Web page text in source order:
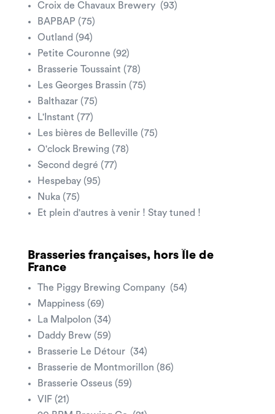
Croix de Chavaux Brewery (93)
BAPBAP (75)
Outland (94)
Petite Couronne (92)
Brasserie Toussaint (78)
Les Georges Brassin (75)
Balthazar (75)
L'Instant (77)
Les bières de Belleville (75)
O'clock Brewing (78)
Second degré (77)
Hespebay (95)
Nuka (75)
Et plein d'autres à venir ! Stay tuned !
Brasseries françaises, hors Île de
France
The Piggy Brewing Company (54)
Mappiness (69)
La Malpolon (34)
Daddy Brew (59)
Brasserie Le Détour (34)
Brasserie de Montmorillon (86)
Brasserie Osseus (59)
VIF (21)